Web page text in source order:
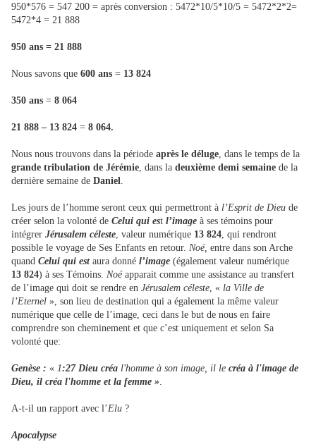
950*576 = 547 200 = après conversion : 5472*10/5*10/5 = 5472*2*2=
5472*4 = 21 888
950 ans = 21 888
Nous savons que 600 ans = 13 824
350 ans = 8 064
21 888 – 13 824 = 8 064.
Nous nous trouvons dans la période après le déluge , dans le temps de la
grande tribulation de Jérémie , dans la deuxième demi semaine de la
dernière semaine de Daniel
Les jours de l’homme seront ceux qui permettront à l’Esprit de Dieu de
créer selon la volonté de Celui qui est l’image à ses témoins pour
intégrer Jérusalem céleste , valeur numérique 13 824 , qui rendront
possible le voyage de Ses Enfants en retour. Noé, entre dans son Arche
quand Celui qui estaura donné l’image (également valeur numérique
13 824) à ses Témoins. Noé apparait comme une assistance au transfert
de l’image qui doit se rendre en Jérusalem céleste , « la Ville de
l’Eternel », son lieu de destination qui a également la même valeur
numérique que celle de l’image, ceci dans le but de nous en faire
comprendre son cheminement et que c’est uniquement et selon Sa
volonté que:
Genèse : « 1:27 Dieu créa l'homme à son image, il le créa à l'image de
Dieu, il créa l'homme et la femme »
A-t-il un rapport avec l’Elu ?
Apocalypse